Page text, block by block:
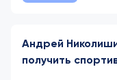
Андрей
получить